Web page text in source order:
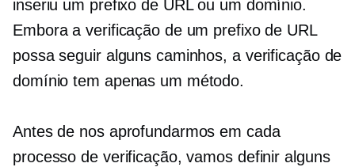
inseriu um prefixo de URL ou um domínio.
Embora a verificação de um prefixo de URL
possa seguir alguns caminhos, a verificação de
domínio tem apenas um método.
Antes de nos aprofundarmos em cada
processo de verificação, vamos definir alguns